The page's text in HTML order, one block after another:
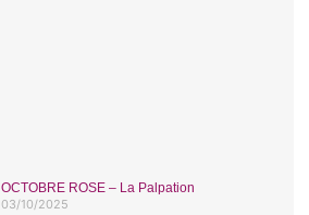
OCTOBRE ROSE – La Palpation
03/10/2025